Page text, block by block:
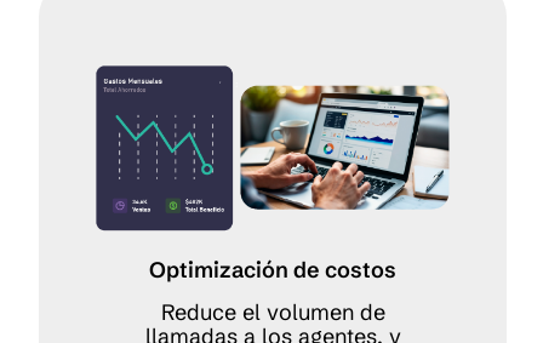
Optimización de costos
Reduce el volumen de
llamadas a los agentes, y